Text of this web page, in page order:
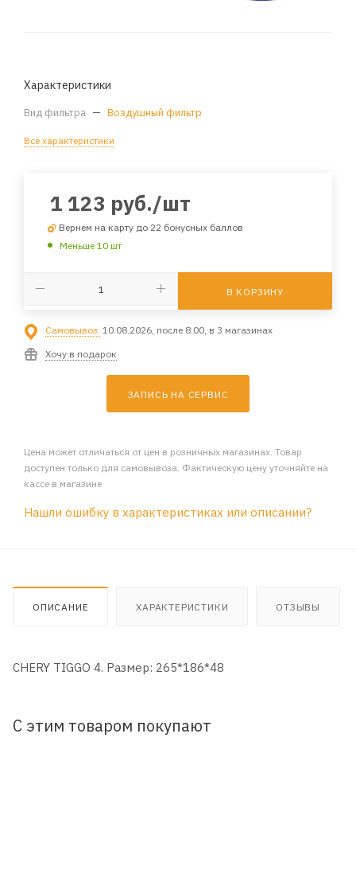
Характеристики
Вид фильтра — Воздушный фильтр
Все характеристики
1 123 руб./шт
Вернем на карту до 22 бонусных баллов
Меньше 10 шт
В КОРЗИНУ
Самовывоз: 10.08.2026, после 8:00, в 3 магазинах
Хочу в подарок
ЗАПИСЬ НА СЕРВИС
Цена может отличаться от цен в розничных магазинах. Товар
доступен только для самовывоза. Фактическую цену уточняйте на
кассе в магазине
Нашли ошибку в характеристиках или описании?
ОПИСАНИЕ ХАРАКТЕРИСТИКИ ОТЗЫВЫ
CHERY TIGGO 4. Размер: 265*186*48
С этим товаром покупают